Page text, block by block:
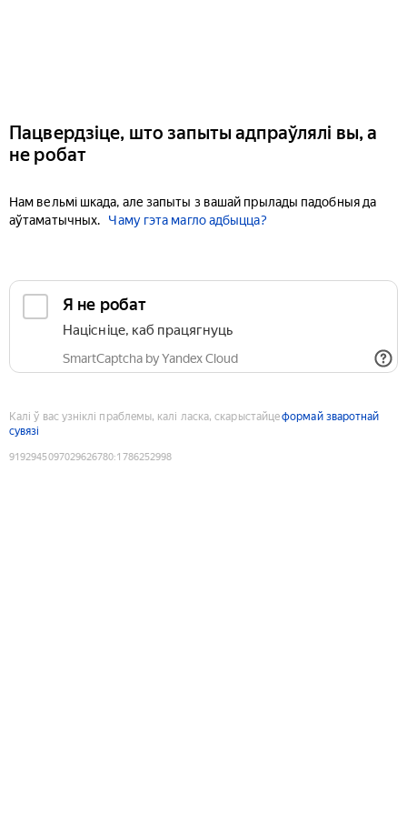
Пацвердзіце, што запыты адпраўлялі вы, а
не робат
Нам вельмі шкада, але запыты з вашай прылады падобныя да
аўтаматычных.
Чаму гэта магло адбыцца?
Я не робат
Націсніце, каб працягнуць
SmartCaptcha by Yandex Cloud
Калі ў вас узніклі праблемы, калі ласка, скарыстайцеформай зваротнай
сувязі
9192945097029626780:1786252998